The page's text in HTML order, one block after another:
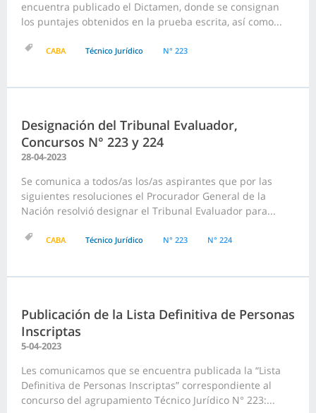
encuentra publicado el Dictamen, donde se consignan
los puntajes obtenidos en la prueba escrita, así como...
CABA Técnico Jurídico N° 223
Designación del Tribunal Evaluador,
Concursos N° 223 y 224
28-04-2023
Se comunica a todos/as los/as aspirantes que por las
siguientes resoluciones el Procurador General de la
Nación resolvió designar el Tribunal Evaluador para...
CABA Técnico Jurídico N° 223 N° 224
Publicación de la Lista Definitiva de Personas
Inscriptas
5-04-2023
Les comunicamos que se encuentra publicada la “Lista
Definitiva de Personas Inscriptas” correspondiente al
concurso del agrupamiento Técnico Jurídico N° 223:...